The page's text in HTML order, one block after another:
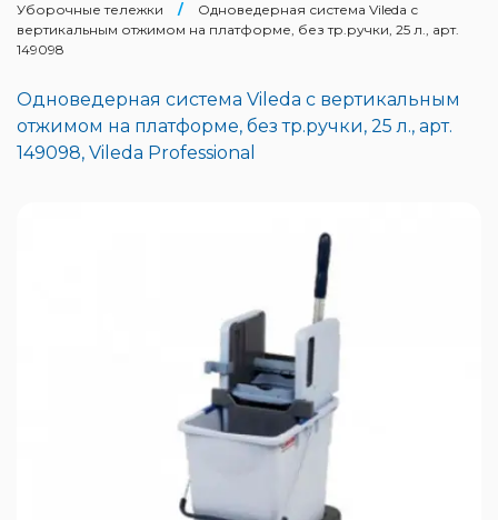
Уборочные тележки
/
Одноведерная система Vileda с
вертикальным отжимом на платформе, без тр.ручки, 25 л., арт.
149098
Одноведерная система Vileda с вертикальным
отжимом на платформе, без тр.ручки, 25 л., арт.
149098, Vileda Professional